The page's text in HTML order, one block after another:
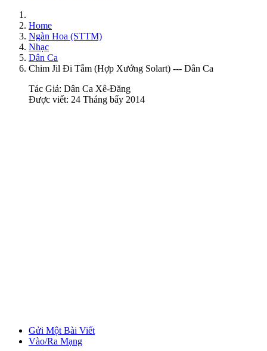
Home
Ngàn Hoa (STTM)
Nhạc
Dân Ca
Chim Jil Đi Tắm (Hợp Xướng Solart) --- Dân Ca
Tác Giả: Dân Ca Xê-Đăng
Được viết: 24 Tháng bẩy 2014
Gửi Một Bài Viết
Vào/Ra Mạng